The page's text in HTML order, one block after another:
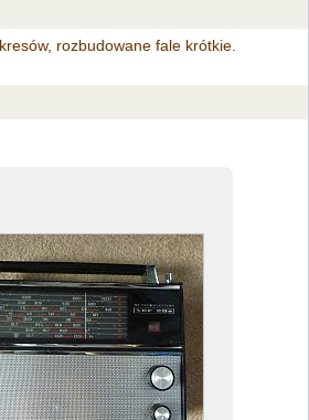
rozbudowane fale krótkie.